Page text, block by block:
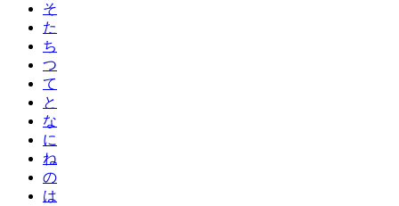
そ
た
ち
つ
て
と
な
に
ね
の
は